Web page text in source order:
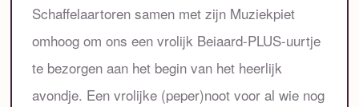
Schaffelaartoren samen met zijn Muziekpiet
omhoog om ons een vrolijk Beiaard-PLUS-uurtje
te bezorgen aan het begin van het heerlijk
avondje. Een vrolijke (peper)noot voor al wie nog